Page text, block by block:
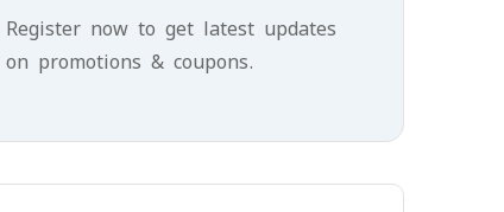
Register now to get latest updates
on promotions & coupons.